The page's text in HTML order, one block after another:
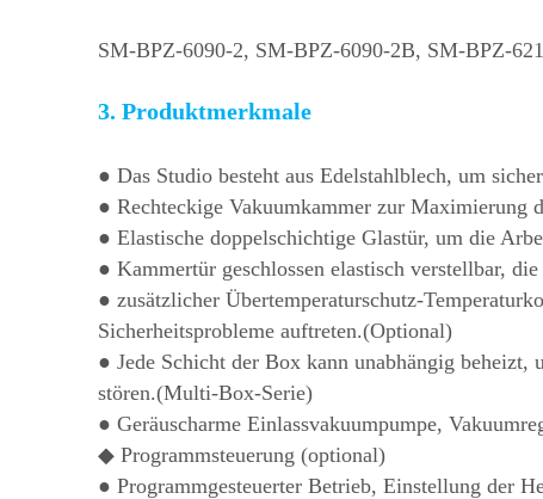
SM-BPZ-6090-2, SM-BPZ-6090-2B, SM-BPZ-
3. Produktmerkmale
● Das Studio besteht aus Edelstahlblech, um
● Rechteckige Vakuumkammer zur Maximierung
● Elastische doppelschichtige Glastür, um die
● Kammertür geschlossen elastisch verstellbar,
● zusätzlicher Übertemperaturschutz-
Sicherheitsprobleme auftreten.(Optional)
● Jede Schicht der Box kann unabhängig
stören.(Multi-Box-Serie)
● Geräuscharme Einlassvakuumpumpe,
◆ Programmsteuerung (optional)
● Programmgesteuerter Betrieb, Einstellung der